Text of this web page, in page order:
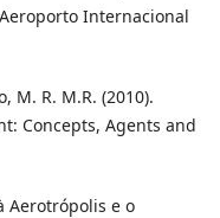
Internacional
M. R. M.R. (2010).
Concepts, Agents and
Aerotrópolis e o